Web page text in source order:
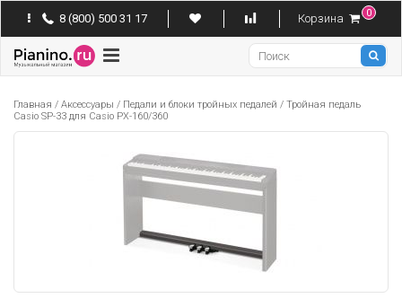
8 (800) 500 31 17 Корзина 0
Pianino
Главная / Аксессуары / Педали и блоки тройных педалей / Тройная педаль
Casio SP-33 для Casio PX-160/360